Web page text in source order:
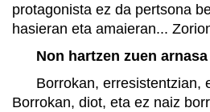
protagonista ez da pertsona
hasieran eta amaieran...
Non hartzen zuen
Borrokan, erresistentzian,
Borrokan, diot, eta ez naiz